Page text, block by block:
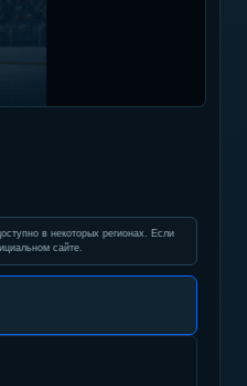
в некоторых регионах. Если
сайте.